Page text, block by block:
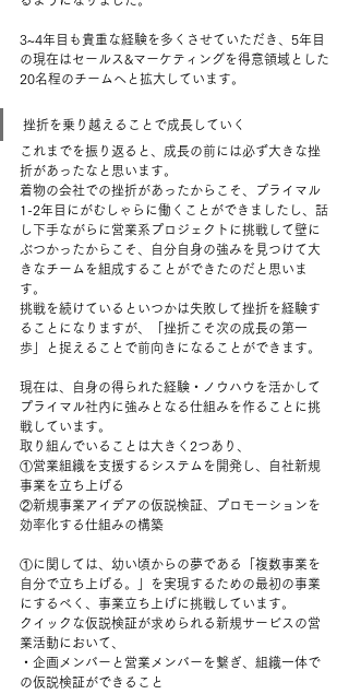
3~4年目も貴重な経験を多くさせていただき、5年目
の現在はセールス&マーケティングを得意領域とした
20名程のチームへと拡大しています。
挫折を乗り越えることで成長していく
これまでを振り返ると、成長の前には必ず大きな挫
折があったなと思います。
着物の会社での挫折があったからこそ、プライマル
1-2年目にがむしゃらに働くことができましたし、話
し下手ながらに営業系プロジェクトに挑戦して壁に
ぶつかったからこそ、自分自身の強みを見つけて大
きなチームを組成することができたのだと思いま
す。
挑戦を続けているといつかは失敗して挫折を経験す
ることになりますが、「挫折こそ次の成長の第一
歩」と捉えることで前向きになることができます。
現在は、自身の得られた経験・ノウハウを活かして
プライマル社内に強みとなる仕組みを作ることに挑
戦しています。
取り組んでいることは大きく2つあり、
①営業組織を支援するシステムを開発し、自社新規
事業を立ち上げる
②新規事業アイデアの仮説検証、プロモーションを
効率化する仕組みの構築
①に関しては、幼い頃からの夢である「複数事業を
自分で立ち上げる。」を実現するための最初の事業
にするべく、事業立ち上げに挑戦しています。
クイックな仮説検証が求められる新規サービスの営
業活動において、
・企画メンバーと営業メンバーを繋ぎ、組織一体で
の仮説検証ができること